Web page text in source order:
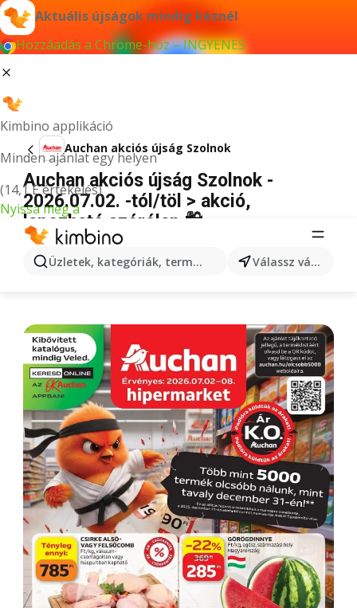
Aktuális újságok mindig kéznél
Hozzáadás a Chrome-hoz – INGYENES
Kimbino applikáció
Minden ajánlat egy helyen
(14,1 E értékelés)
Nyissa meg a
Üzletek, kategóriák, termékek keresése... Válassz várost
Auchan akciós újság Szolnok
Auchan akciós újság Szolnok -
2026.07.02. -tól/töl > akció,
lapozható szórólap 🛍️